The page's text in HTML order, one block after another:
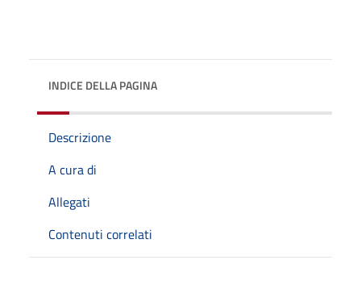
INDICE DELLA PAGINA
Descrizione
A cura di
Allegati
Contenuti correlati